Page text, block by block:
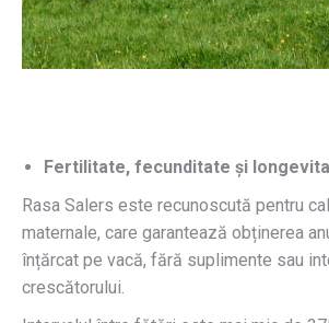
Fertilitate, fecunditate și
Rasa Salers este recunoscută pentru
maternale, care garantează obținerea
înțărcat pe vacă, fără suplimente sau
crescătorului.